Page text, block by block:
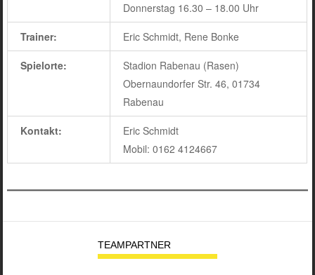
Donnerstag 16.30 – 18.00 Uhr
Trainer: Eric Schmidt, Rene Bonke
Spielorte:
Stadion Rabenau (Rasen)
Obernaundorfer Str. 46, 01734
Rabenau
Kontakt:
Eric Schmidt
Mobil: 0162 4124667
TEAMPARTNER